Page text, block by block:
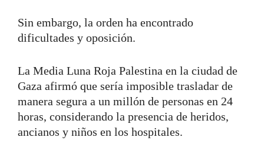
Sin embargo, la orden ha encontrado
dificultades y oposición.
La Media Luna Roja Palestina en la ciudad de
Gaza afirmó que sería imposible trasladar de
manera segura a un millón de personas en 24
horas, considerando la presencia de heridos,
ancianos y niños en los hospitales.